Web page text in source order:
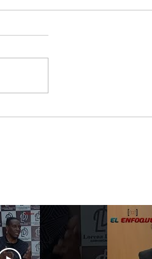
Maca & Gero, los artistas